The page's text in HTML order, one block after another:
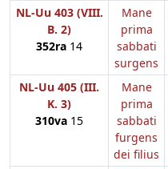
NL-Uu 403 (VIII.
B. 2)
352ra 14
Mane
prima
sabbati
surgens
NL-Uu 405 (III.
K. 3)
310va 15
Mane
prima
sabbati
furgens
dei filius